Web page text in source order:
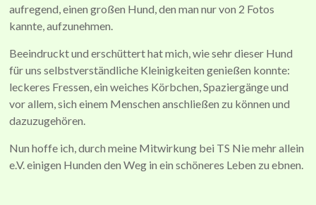
aufregend, einen großen Hund, den man nur von 2 Fotos
kannte, aufzunehmen.
Beeindruckt und erschüttert hat mich, wie sehr dieser Hund
für uns selbstverständliche Kleinigkeiten genießen konnte:
leckeres Fressen, ein weiches Körbchen, Spaziergänge und
vor allem, sich einem Menschen anschließen zu können und
dazuzugehören.
Nun hoffe ich, durch meine Mitwirkung bei TS Nie mehr allein
e.V. einigen Hunden den Weg in ein schöneres Leben zu ebnen.